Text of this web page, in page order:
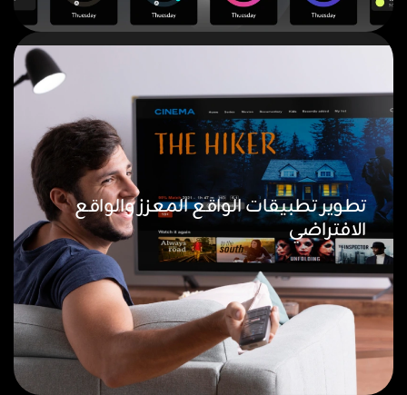
تطوير تطبيقات الواقع المعزز والواقع
الافتراضي